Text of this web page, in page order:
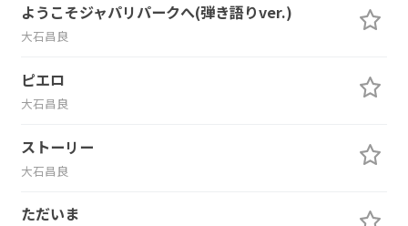
ようこそジャパリパークへ(弾き語りver.)
大石昌良
ピエロ
大石昌良
ストーリー
大石昌良
ただいま